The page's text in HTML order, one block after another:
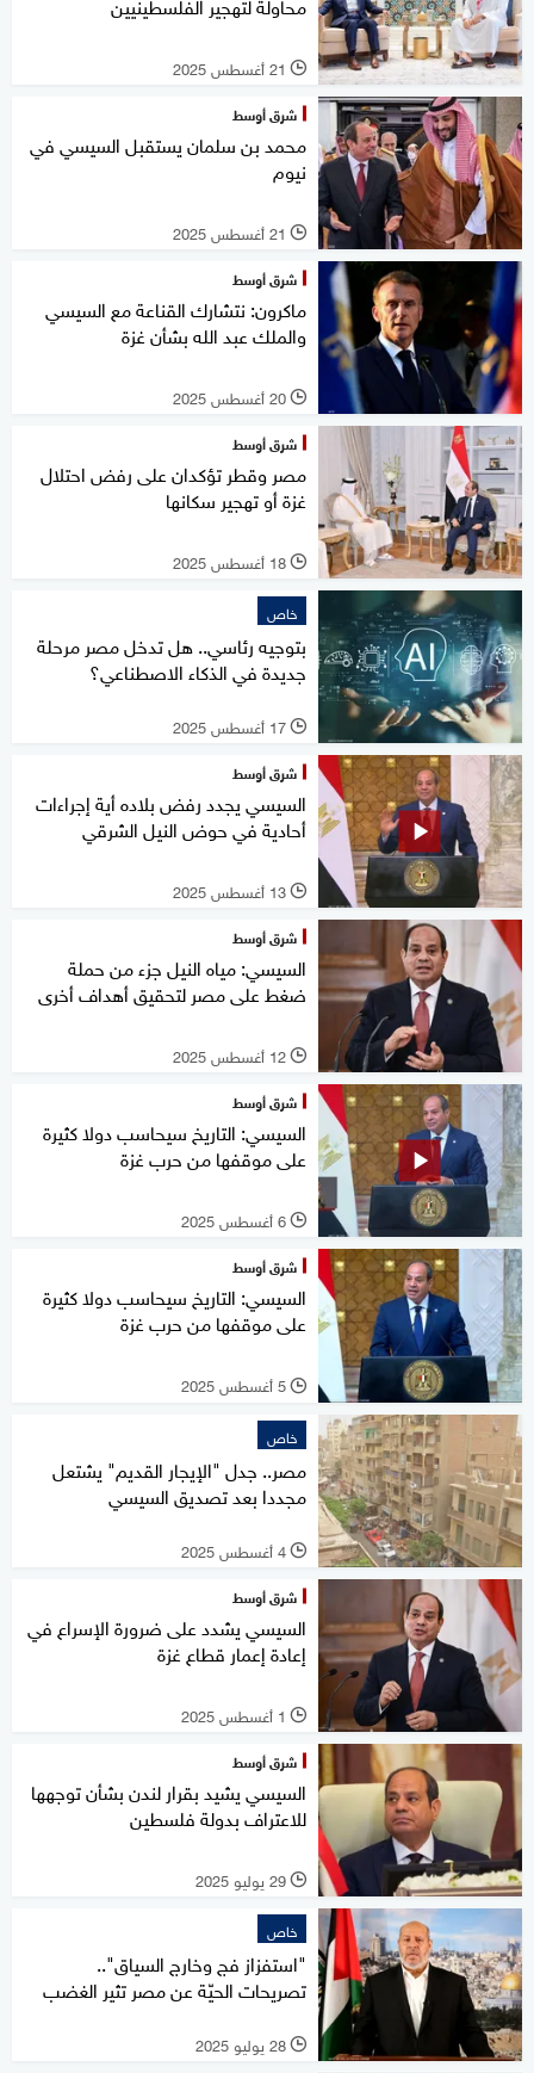
l 21 أغسطس 2025
شرق أوسط
محمد بن سلمان يستقبل السيسي في
نيوم
l 21 أغسطس 2025
شرق أوسط
ماكرون: نتشارك القناعة مع السيسي
والملك عبد الله بشأن غزة
l 20 أغسطس 2025
شرق أوسط
مصر وقطر تؤكدان على رفض احتلال
غزة أو تهجير سكانها
l 18 أغسطس 2025
خاص
بتوجيه رئاسي.. هل تدخل مصر مرحلة
جديدة في الذكاء الاصطناعي؟
l 17 أغسطس 2025
شرق أوسط
السيسي يجدد رفض بلاده أية إجراءات
أحادية في حوض النيل الشرقي
l 13 أغسطس 2025
شرق أوسط
السيسي: مياه النيل جزء من حملة
ضغط على مصر لتحقيق أهداف أخرى
l 12 أغسطس 2025
شرق أوسط
السيسي: التاريخ سيحاسب دولا كثيرة
على موقفها من حرب غزة
l 6 أغسطس 2025
شرق أوسط
السيسي: التاريخ سيحاسب دولا كثيرة
على موقفها من حرب غزة
l 5 أغسطس 2025
خاص
مصر.. جدل "الإيجار القديم" يشتعل
مجددا بعد تصديق السيسي
l 4 أغسطس 2025
شرق أوسط
السيسي يشدد على ضرورة الإسراع في
إعادة إعمار قطاع غزة
l 1 أغسطس 2025
شرق أوسط
السيسي يشيد بقرار لندن بشأن توجهها
للاعتراف بدولة فلسطين
l 29 يوليو 2025
خاص
"استفزاز فج وخارج السياق"..
تصريحات الحيّة عن مصر تثير الغضب
l 28 يوليو 2025